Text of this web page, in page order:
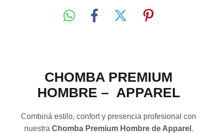
CHOMBA PREMIUM
HOMBRE – APPAREL
Combiná estilo, confort y presencia profesional con
nuestra Chomba Premium Hombre de Apparel .